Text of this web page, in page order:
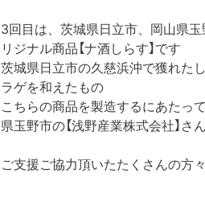
3回目は、茨城県日立市、岡山県
リジナル商品【ナ酒しらす】です
茨城県日立市の久慈浜沖で獲れた
ラゲを和えたもの
こちらの商品を製造するにあたっ
県玉野市の【浅野産業株式会社】さ
ご支援ご協力頂いたたくさんの方